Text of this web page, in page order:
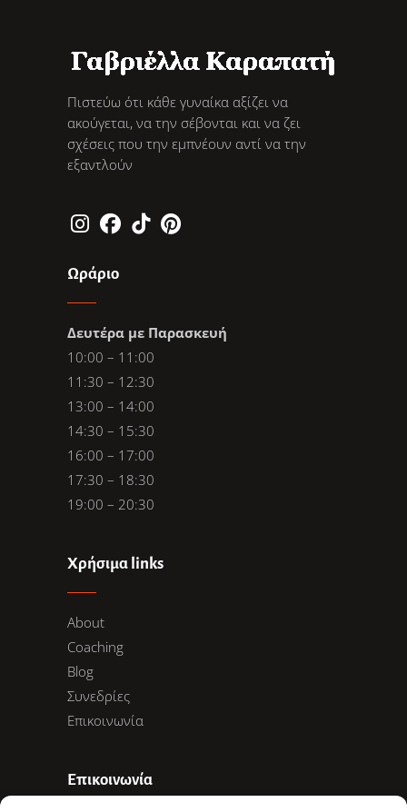
Πιστεύω ότι κάθε γυναίκα αξίζει να
ακούγεται, να την σέβονται και να ζει
σχέσεις που την εμπνέουν αντί να την
εξαντλούν
Ωράριο
Δευτέρα με Παρασκευή
10:00 – 11:00
11:30 – 12:30
13:00 – 14:00
14:30 – 15:30
16:00 – 17:00
17:30 – 18:30
19:00 – 20:30
Χρήσιμα links
About
Coaching
Blog
Συνεδρίες
Επικοινωνία
Επικοινωνία